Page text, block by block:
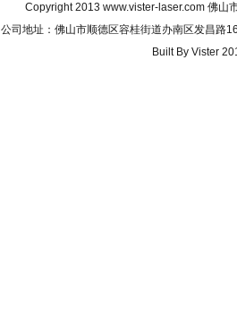
Copyright 2013 www.vister-laser.com 佛山
公司地址：佛山市顺德区容桂街道办南区发昌路
Built By Vister